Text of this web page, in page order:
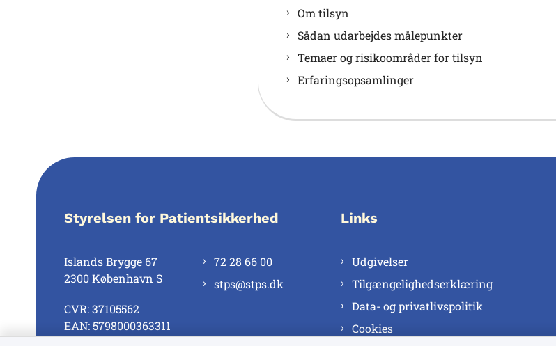
Om tilsyn
Sådan udarbejdes målepunkter
Temaer og risikoområder for tilsyn
Erfaringsopsamlinger
Styrelsen for Patientsikkerhed
Islands Brygge 67
2300 København S
CVR: 37105562
EAN: 5798000363311
72 28 66 00
stps@stps.dk
Links
Udgivelser
Tilgængelighedserklæring
Data- og privatlivspolitik
Cookies